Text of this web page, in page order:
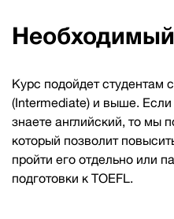
Курс подойдет студентам
(Intermediate) и выше.
знаете английский, то мы
который позволит
пройти его отдельно или
подготовки к TOEFL.